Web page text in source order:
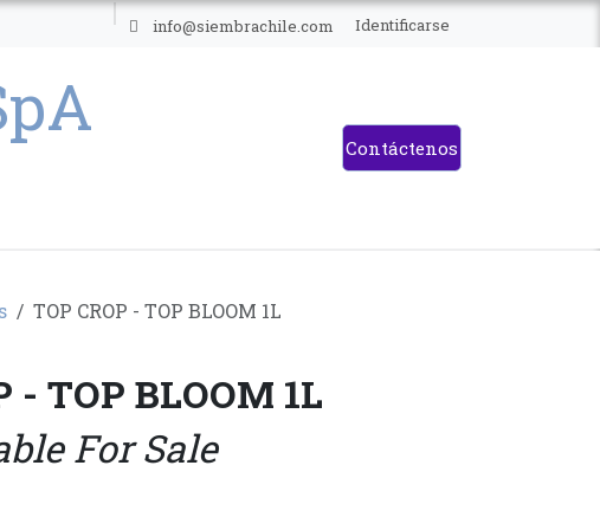
info@siembrachile.com Identificarse
Contáctenos
TOP CROP - TOP BLOOM 1L
- TOP BLOOM 1L
For Sale